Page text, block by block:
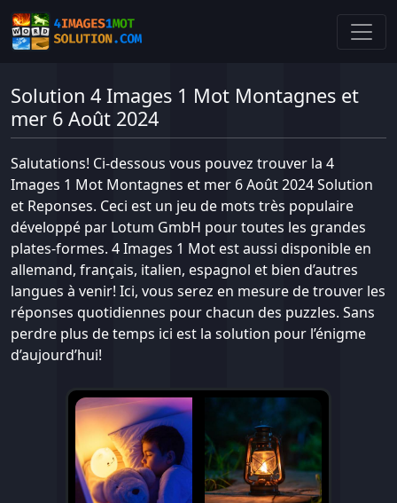
Solution 4 Images 1 Mot Montagnes et
mer 6 Août 2024
Salutations! Ci-dessous vous pouvez trouver la 4
Images 1 Mot Montagnes et mer 6 Août 2024 Solution
et Reponses. Ceci est un jeu de mots très populaire
développé par Lotum GmbH pour toutes les grandes
plates-formes. 4 Images 1 Mot est aussi disponible en
allemand, français, italien, espagnol et bien d’autres
langues à venir! Ici, vous serez en mesure de trouver les
réponses quotidiennes pour chacun des puzzles. Sans
perdre plus de temps ici est la solution pour l’énigme
d’aujourd’hui!